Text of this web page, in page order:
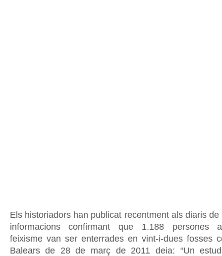
Els historiadors han publicat recentment als diaris
informacions confirmant que 1.188 persones
feixisme van ser enterrades en vint-i-dues fosses
Balears de 28 de març de 2011 deia: “Un